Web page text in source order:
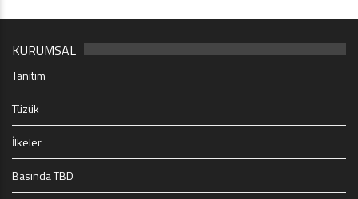
KURUMSAL
Tanıtım
Tüzük
İlkeler
Basında TBD